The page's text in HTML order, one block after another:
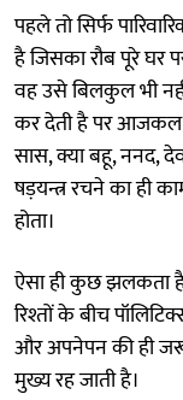
पहले तो सिर्फ
है जिसका रौब पूरे
वह उसे बिलकुल भी
कर देती है पर आजकल
सास, क्या बहू, ननद,
षड़यन्त्र रचने का ही
होता।
ऐसा ही कुछ झलकता
रिश्तों के बीच
और अपनेपन की ही
मुख्य रह जाती है।